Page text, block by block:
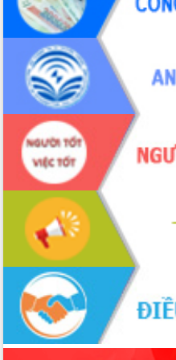
sầu riêng tại Đắk Lắk
Trình diễn nghệ thuật chế biến các
món ăn từ sầu riêng
Đắk Lắk công bố Quy hoạch và xúc
tiến đầu tư tỉnh
Ngành cá ngừ Đắk Lắk chủ động thích
ứng để giữ vững thị trường xuất khẩu
Diễn đàn Kinh tế tư nhân Việt Nam đột
phá cơ chế - Hợp tác công tư
Đề án 06 tạo bước ngoặt đột phá trong
cải cách hành chính tỉnh Đắk Lắk
Kết nối tour, đẩy mạnh chuyển đổi số
để phát triển du lịch Đắk Lắk
Khởi động Dự án Đầu tư xây dựng hạ
tầng kỹ thuật Cụm công nghiệp Tân
Gặp mặt các cơ quan báo chí nhân Kỷ
niệm 101 năm Ngày Báo chí Cách
mạng Việt Nam
Đắk Lắk sơ kết 4 năm triển khai thực